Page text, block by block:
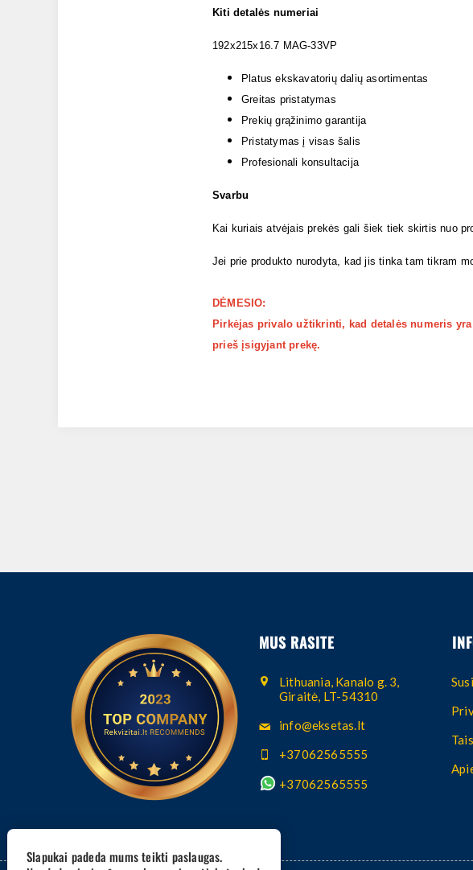
Kiti detalės numeriai
192x215x16.7 MAG-33VP
Platus ekskavatorių dalių asortimentas
Greitas pristatymas
Prekių grąžinimo garantija
Pristatymas į visas šalis
Profesionali konsultacija
Svarbu
Kai kuriais atvėjais prekės gali šiek tiek skirtis nuo
Jei prie produkto nurodyta, kad jis tinka tam tikram
DĖMESIO:
Pirkėjas privalo užtikrinti, kad detalės numeris
prieš įsigyjant prekę.
MUS RASITE
Lithuania, Kanalo g. 3,
Giraitė, LT-54310
info@eksetas.lt
+37062565555
+37062565555
Slapukai padeda mums teikti paslaugas.